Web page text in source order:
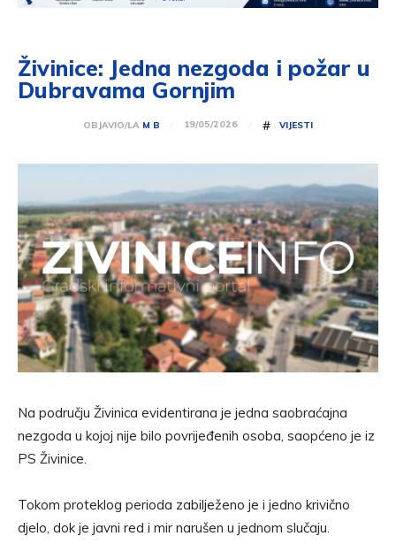
Živinice: Jedna nezgoda i požar u
Dubravama Gornjim
OBJAVIO/LA M B 19/05/2026 # VIJESTI
Na području Živinica evidentirana je jedna saobraćajna
nezgoda u kojoj nije bilo povrijeđenih osoba, saopćeno je iz
PS Živinice.
Tokom proteklog perioda zabilježeno je i jedno krivično
djelo, dok je javni red i mir narušen u jednom slučaju.